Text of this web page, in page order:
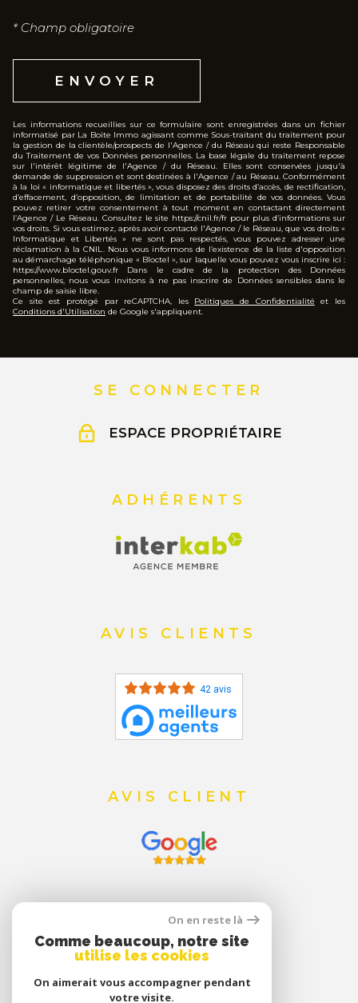
* Champ obligatoire
ENVOYER
Les informations recueillies sur ce formulaire sont enregistrées dans un fichier
informatisé par La Boite Immo agissant comme Sous-traitant du traitement pour
la gestion de la clientèle/prospects de l'Agence / du Réseau qui reste Responsable
du Traitement de vos Données personnelles. La base légale du traitement repose
sur l'intérêt légitime de l'Agence / du Réseau. Elles sont conservées jusqu'à
demande de suppression et sont destinées à l'Agence / au Réseau. Conformément
à la loi « informatique et libertés », vous disposez des droits d’accès, de rectification,
d’effacement, d’opposition, de limitation et de portabilité de vos données. Vous
pouvez retirer votre consentement à tout moment en contactant directement
l’Agence / Le Réseau. Consultez le site https://cnil.fr/fr pour plus d’informations sur
vos droits. Si vous estimez, après avoir contacté l'Agence / le Réseau, que vos droits «
Informatique et Libertés » ne sont pas respectés, vous pouvez adresser une
réclamation à la CNIL. Nous vous informons de l’existence de la liste d'opposition
au démarchage téléphonique « Bloctel », sur laquelle vous pouvez vous inscrire ici :
https://www.bloctel.gouv.fr Dans le cadre de la protection des Données
personnelles, nous vous invitons à ne pas inscrire de Données sensibles dans le
champ de saisie libre.
Ce site est protégé par reCAPTCHA, les Politiques de Confidentialité et les
Conditions d'Utilisation de Google s'appliquent.
SE CONNECTER
ESPACE PROPRIÉTAIRE
ADHÉRENTS
AVIS CLIENTS
42 avis
AVIS CLIENT
On en reste là
Comme beaucoup, notre site
utilise les cookies
On aimerait vous accompagner pendant
votre visite.